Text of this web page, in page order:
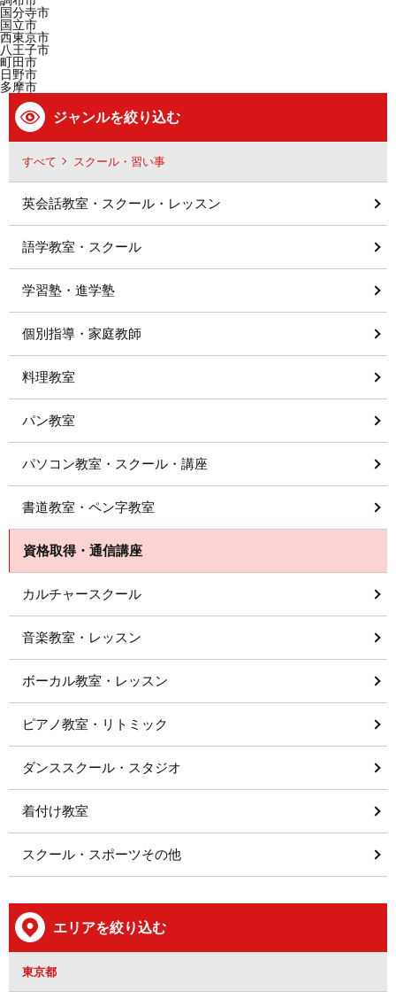
国分寺市
国立市
西東京市
八王子市
町田市
日野市
多摩市
ジャンルを絞り込む
すべて スクール・習い事
英会話教室・スクール・レッスン
語学教室・スクール
学習塾・進学塾
個別指導・家庭教師
料理教室
パン教室
パソコン教室・スクール・講座
書道教室・ペン字教室
資格取得・通信講座
カルチャースクール
音楽教室・レッスン
ボーカル教室・レッスン
ピアノ教室・リトミック
ダンススクール・スタジオ
着付け教室
スクール・スポーツその他
エリアを絞り込む
東京都